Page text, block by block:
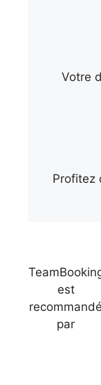
Votre
Profitez
est
recommandé
par